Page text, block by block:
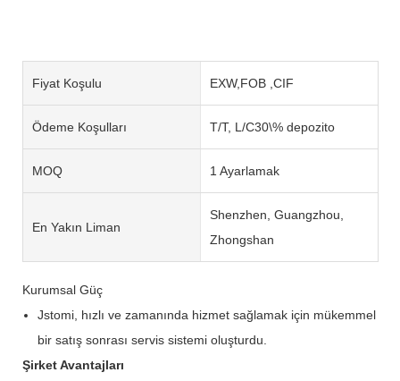
Fiyat Koşulu EXW,FOB ,CIF
Ödeme Koşulları T/T, L/C30\% depozito
MOQ 1 Ayarlamak
En Yakın Liman
Shenzhen, Guangzhou,
Zhongshan
Kurumsal Güç
Jstomi, hızlı ve zamanında hizmet sağlamak için mükemmel
bir satış sonrası servis sistemi oluşturdu.
Şirket Avantajları